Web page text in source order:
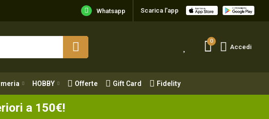
Whatsapp Scarica l'app
0
Accedi
HOBBY Offerte Gift Card Fidelity
a 150€!
Offerte Gift Card Fidelity